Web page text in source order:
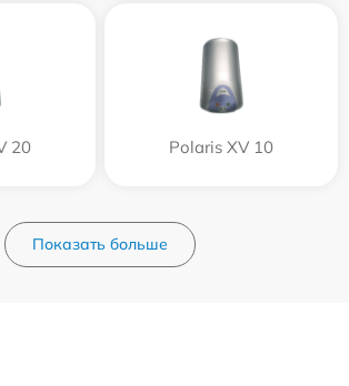
20 Polaris XV 10
Показать больше